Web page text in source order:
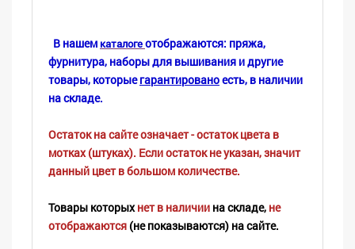
В нашем каталогеотображаются: пряжа,
фурнитура, наборы для вышивания и другие
товары, которыегарантированоесть, в наличии
на складе.
Остаток на сайте означает - остаток цвета в
мотках (штуках). Если остаток не указан, значит
данный цвет в большом количестве.
Товары которыхнет в наличии на складе, не
отображаются (не показываются) на сайте.